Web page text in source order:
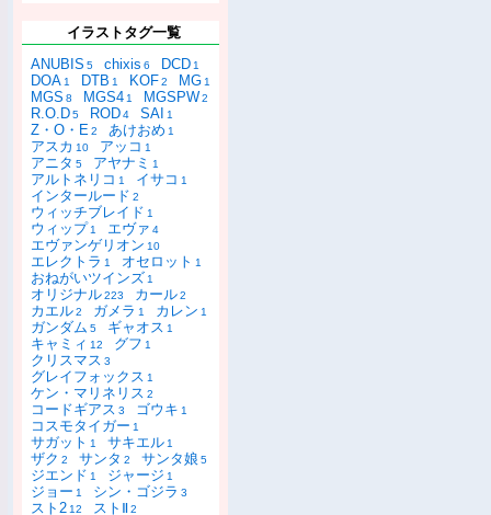
イラストタグ一覧
ANUBIS 5 chixis 6 DCD 1
DOA 1 DTB 1 KOF2 MG 1
MGS 8 MGS4 1 MGSPW2
R.O.D5 ROD4 SAI 1
Z・O・E2 あけおめ 1
アスカ 10 アッコ 1
アニタ 5 アヤナミ 1
アルトネリコ 1 イサコ 1
インタールード 2
ウィッチブレイド 1
ウィップ 1 エヴァ 4
エヴァンゲリオン 10
エレクトラ 1 オセロット 1
おねがいツインズ 1
オリジナル223 カール2
カエル2 ガメラ 1 カレン 1
ガンダム 5 ギャオス 1
キャミィ 12 グフ 1
クリスマス 3
グレイフォックス 1
ケン・マリネリス 2
コードギアス 3 ゴウキ 1
コスモタイガー 1
サガット 1 サキエル 1
ザク 2 サンタ 2 サンタ娘 5
ジエンド 1 ジャージ 1
ジョー 1 シン・ゴジラ 3
スト2 12 ストⅡ2